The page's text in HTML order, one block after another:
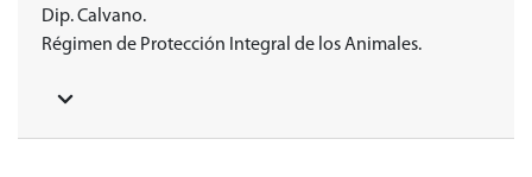
Dip. Calvano.
Régimen de Protección Integral de los Animales.